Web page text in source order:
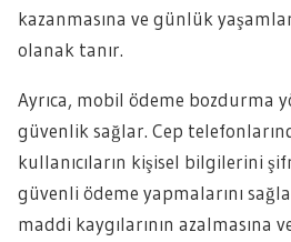
kazanmasına ve günlük
olanak tanır.
Ayrıca, mobil ödeme bozdurma
güvenlik sağlar. Cep
kullanıcıların kişisel bilgilerini
güvenli ödeme yapmalarını
maddi kaygılarının azalmasına